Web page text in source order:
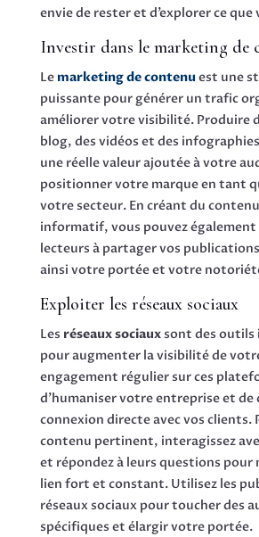
envie de rester et d’explorer ce que
Investir dans le marketing de
Le marketing de contenu est une
puissante pour générer un trafic
améliorer votre visibilité. Produire
blog, des vidéos et des
une réelle valeur ajoutée à votre
positionner votre marque en tant
votre secteur. En créant du
informatif, vous pouvez
lecteurs à partager vos
ainsi votre portée et votre
Exploiter les réseaux sociaux
Les réseaux sociauxsont des outils
pour augmenter la visibilité de
engagement régulier sur ces
d’humaniser votre entreprise et de
connexion directe avec vos clients.
contenu pertinent, interagissez
et répondez à leurs questions pour
lien fort et constant. Utilisez les
réseaux sociaux pour toucher des
spécifiques et élargir votre portée.